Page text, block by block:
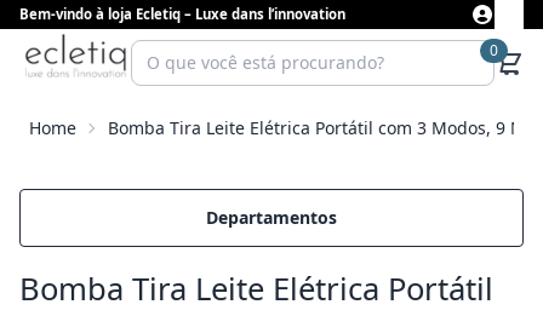
Bem-vindo à loja Ecletiq – Luxe dans l’innovation
0
Home Bomba Tira Leite Elétrica Portátil com 3 Modos, 9
Departamentos
Bomba Tira Leite Elétrica Portátil